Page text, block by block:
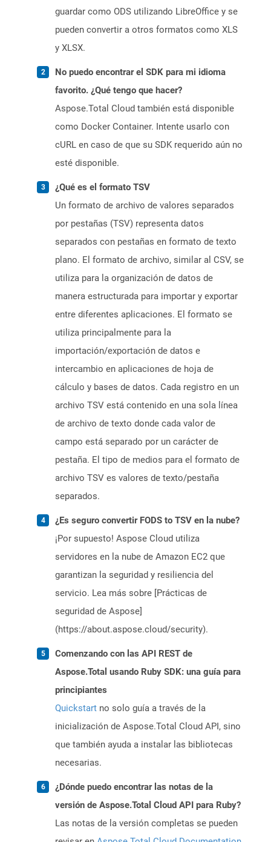
guardar como ODS utilizando LibreOffice y se
pueden convertir a otros formatos como XLS
y XLSX.
No puedo encontrar el SDK para mi idioma
favorito. ¿Qué tengo que hacer?
Aspose.Total Cloud también está disponible
como Docker Container. Intente usarlo con
cURL en caso de que su SDK requerido aún no
esté disponible.
¿Qué es el formato TSV
Un formato de archivo de valores separados
por pestañas (TSV) representa datos
separados con pestañas en formato de texto
plano. El formato de archivo, similar al CSV, se
utiliza para la organización de datos de
manera estructurada para importar y exportar
entre diferentes aplicaciones. El formato se
utiliza principalmente para la
importación/exportación de datos e
intercambio en aplicaciones de hoja de
cálculo y bases de datos. Cada registro en un
archivo TSV está contenido en una sola línea
de archivo de texto donde cada valor de
campo está separado por un carácter de
pestaña. El tipo de medios para el formato de
archivo TSV es valores de texto/pestaña
separados.
¿Es seguro convertir FODS to TSV en la nube?
¡Por supuesto! Aspose Cloud utiliza
servidores en la nube de Amazon EC2 que
garantizan la seguridad y resiliencia del
servicio. Lea más sobre [Prácticas de
seguridad de Aspose]
(https://about.aspose.cloud/security).
Comenzando con las API REST de
Aspose.Total usando Ruby SDK: una guía para
principiantes
Quickstart no solo guía a través de la
inicialización de Aspose.Total Cloud API, sino
que también ayuda a instalar las bibliotecas
necesarias.
¿Dónde puedo encontrar las notas de la
versión de Aspose.Total Cloud API para Ruby?
Las notas de la versión completas se pueden